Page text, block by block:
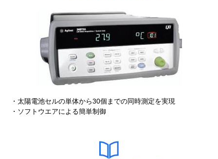
太陽電池セルの単体から30個までの同時測定を実現
ソフトウエアによる簡単制御